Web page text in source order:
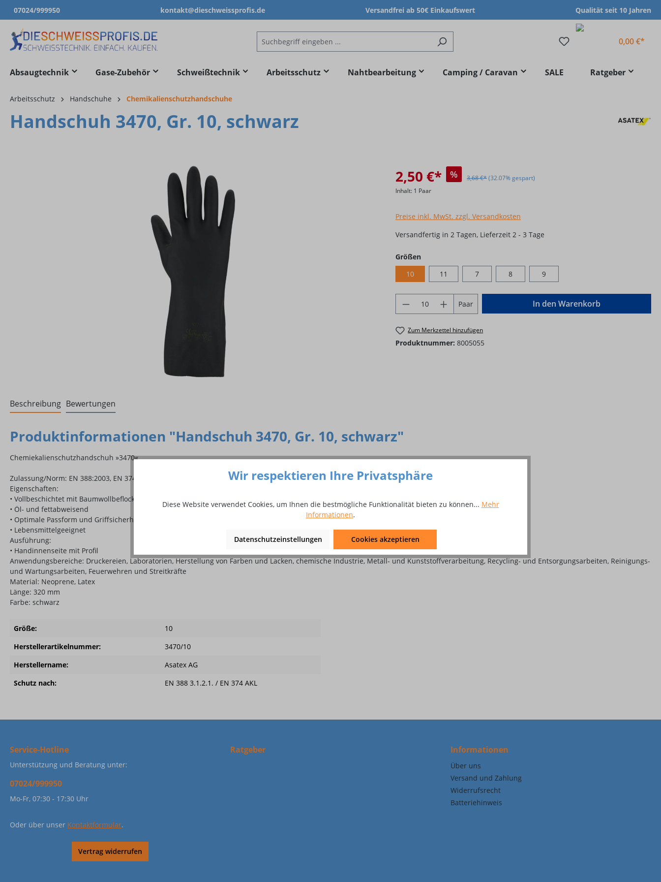
Zur Hauptnavigation springen
07024/999950 kontakt@dieschweissprofis.de Versandfrei ab 50€ Einkaufswert Qualität seit 10 Jahren
0,00 €*
Absaugtechnik Gase-Zubehör Schweißtechnik Arbeitsschutz Nahtbearbeitung Camping / Caravan SALE Ratgeber
Arbeitsschutz Handschuhe Chemikalienschutzhandschuhe
Handschuh 3470, Gr. 10, schwarz
2,50 €* % 3,68 €*(32.07% gespart)
Inhalt: 1 Paar
Preise inkl. MwSt. zzgl. Versandkosten
Versandfertig in 2 Tagen, Lieferzeit 2 - 3 Tage
Größenauswählen
10
11 7 8 9
Produkt Anzahl: Gib den gewünschten Wert
Paar In den Warenkorb
Zum Merkzettel hinzufügen
Produktnummer: 8005055
Beschreibung Bewertungen
Produktinformationen "Handschuh 3470, Gr. 10, schwarz"
Chemiekalienschutzhandschuh »3470«
Zulassung/Norm: EN 388:2003, EN 374-3:2003, EN 420:2003
Eigenschaften:
• Vollbeschichtet mit Baumwollbeflockung
• Öl- und fettabweisend
• Optimale Passform und Griffsicherheit
• Lebensmittelgeeignet
Ausführung:
• Handinnenseite mit Profil
Anwendungsbereiche: Druckereien, Laboratorien, Herstellung von Farben und Lacken, chemische Industrie, Metall- und Kunststoffverarbeitung, Recycling- und Entsorgungsarbeiten, Reinigungs-
und Wartungsarbeiten, Feuerwehren und Streitkräfte
Material: Neoprene, Latex
Länge: 320 mm
Farbe: schwarz
Größe:
10
Herstellerartikelnummer:
3470/10
Herstellername:
Asatex AG
Schutz nach:
EN 388 3.1.2.1. / EN 374 AKL
Service-Hotline
Unterstützung und Beratung unter:
07024/999950
Mo-Fr, 07:30 - 17:30 Uhr
Oder über unser Kontaktformular.
Vertrag widerrufen
Ratgeber Informationen
Über uns
Versand und Zahlung
Widerrufsrecht
Batteriehinweis
Wir respektieren Ihre Privatsphäre
Diese Website verwendet Cookies, um Ihnen die bestmögliche Funktionalität bieten zu können... Mehr
Informationen.
Datenschutzeinstellungen Cookies akzeptieren